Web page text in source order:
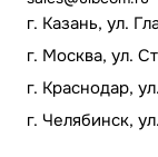
г. Казань, ул.
г. Москва, ул.
г. Краснодар,
г. Челябинск,